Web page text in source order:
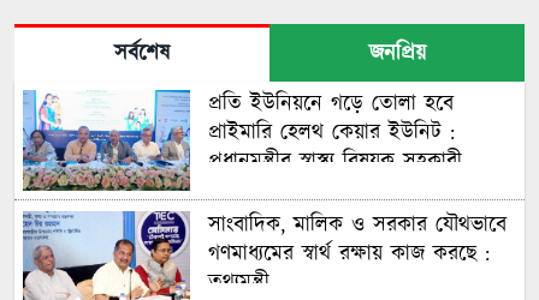
সর্বশেষ
জনপ্রিয়
প্রতি ইউনিয়নে গড়ে তোলা হবে
প্রাইমারি হেলথ কেয়ার ইউনিট :
প্রধানমন্ত্রীর স্বাস্থ্য বিষয়ক সহকারী
সাংবাদিক, মালিক ও সরকার যৌথভাবে
গণমাধ্যমের স্বার্থ রক্ষায় কাজ করছে :
তথ্যমন্ত্রী